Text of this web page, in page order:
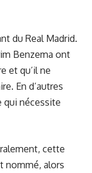
du Real Madrid.
Benzema ont
et qu’il ne
En d’autres
qui nécessite
cette
nommé, alors